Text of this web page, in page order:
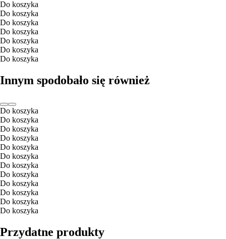
Do koszyka
Do koszyka
Do koszyka
Do koszyka
Do koszyka
Do koszyka
Do koszyka
Innym spodobało się również
Do koszyka
Do koszyka
Do koszyka
Do koszyka
Do koszyka
Do koszyka
Do koszyka
Do koszyka
Do koszyka
Do koszyka
Do koszyka
Do koszyka
Przydatne produkty